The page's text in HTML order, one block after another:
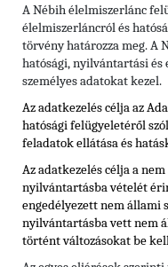
A Nébih élelmiszerlánc
élelmiszerláncról és
törvény határozza meg. A
hatósági, nyilvántartási és
személyes adatokat kezel.
Az adatkezelés célja az
hatósági felügyeletéről
feladatok ellátása és
Az adatkezelés célja a
nyilvántartásba vételét
engedélyezett nem állami
nyilvántartásba vett nem
történt változásokat be